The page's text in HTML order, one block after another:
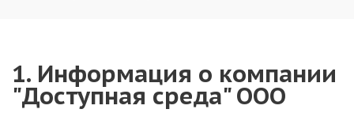
1. Информация о компании
"Доступная среда" ООО